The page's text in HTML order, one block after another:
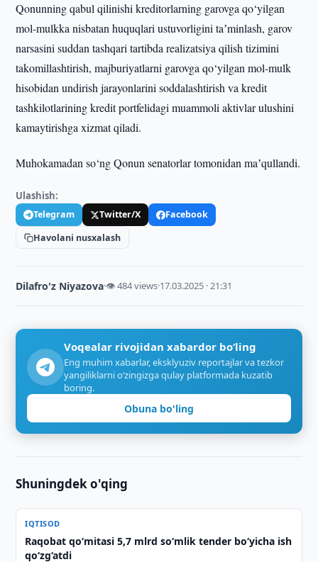
Qonunning qabul qilinishi kreditorlarning garovga qo‘yilgan
mol-mulkka nisbatan huquqlari ustuvorligini taʼminlash, garov
narsasini suddan tashqari tartibda realizatsiya qilish tizimini
takomillashtirish, majburiyatlarni garovga qo‘yilgan mol-mulk
hisobidan undirish jarayonlarini soddalashtirish va kredit
tashkilotlarining kredit portfelidagi muammoli aktivlar ulushini
kamaytirishga xizmat qiladi.
Muhokamadan so‘ng Qonun senatorlar tomonidan maʼqullandi.
Ulashish:
Telegram Twitter/X
Facebook
Havolani nusxalash
Dilafro'z Niyazova·👁 484 views·17.03.2025 · 21:31
Voqealar rivojidan xabardor bo‘ling
Eng muhim xabarlar, eksklyuziv reportajlar va tezkor
yangiliklarni o‘zingizga qulay platformada kuzatib
boring.
Obuna bo'ling
Shuningdek o'qing
IQTISOD
Raqobat qo‘mitasi 5,7 mlrd so‘mlik tender bo‘yicha ish
qo‘zg‘atdi